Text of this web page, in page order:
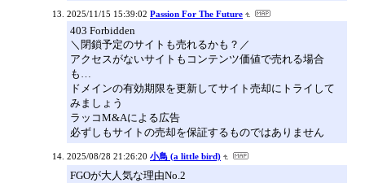
2025/11/15 15:39:02 Passion For The Future
403 Forbidden
＼閉鎖予定のサイトも売れるかも？／
アクセスがないサイトもコンテンツ価値で売れる場合
も…
ドメインの有効期限を更新してサイト売却にトライして
みましょう
ラッコM&Aによる広告
必ずしもサイトの売却を保証するものではありません
2025/08/28 21:26:20 小鳥 (a little bird)
FGOが大人気な理由No.2